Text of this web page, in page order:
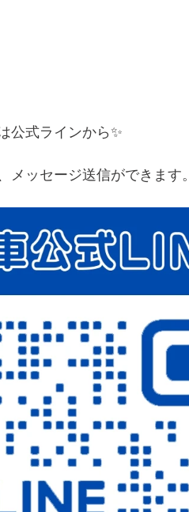
公式ラインから✨
メッセージ送信ができます。